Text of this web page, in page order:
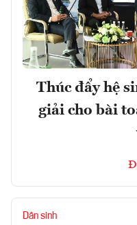
Thúc đẩy hệ
giải cho bài
Dân sinh